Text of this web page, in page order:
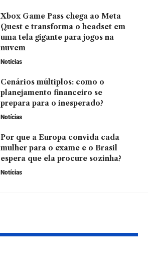
Xbox Game Pass chega ao Meta
Quest e transforma o headset em
uma tela gigante para jogos na
nuvem
Notícias
Cenários múltiplos: como o
planejamento financeiro se
prepara para o inesperado?
Notícias
Por que a Europa convida cada
mulher para o exame e o Brasil
espera que ela procure sozinha?
Notícias